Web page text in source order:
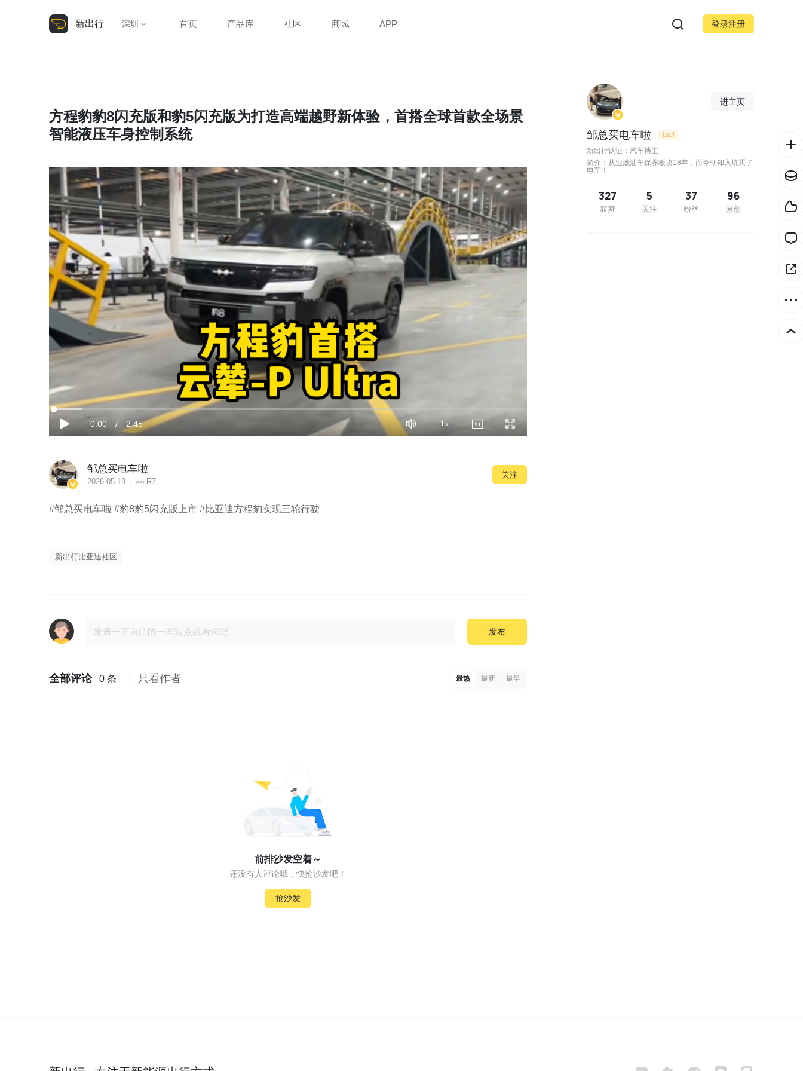
新出行 深圳 首页 产品库 社区 商城 APP 登录注册
方程豹豹8闪充版和豹5闪充版为打造高端越野新体验，首搭全球首款全场景
智能液压车身控制系统
清晰度
放
当
时
0:00 / 时
2:45
加
完
成:
静
音
1x
播
放
屏
邹总买电车啦
2026-05-19 R7
关注
#邹总买电车啦 #豹8豹5闪充版上市 #比亚迪方程豹实现三轮行驶
新出行比亚迪社区
发布
全部评论 0 条 只看作者 最热 最新 最早
前排沙发空着～
还没有人评论哦，快抢沙发吧！
抢沙发
进主页
邹总买电车啦 Lv.1
新出行认证：汽车博主
简介：从业燃油车保养板块18年，而今朝却入坑买了
电车！
327
获赞
5
关注
37
粉丝
96
原创